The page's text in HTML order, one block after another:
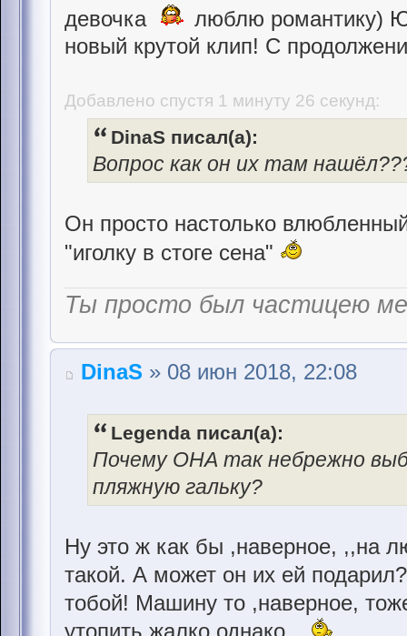
девочка
люблю романтику)
новый крутой клип! С
Добавлено спустя 1 минуту 26 секунд:
DinaS писал(а):
Вопрос как он их там
Он просто настолько
"иголку в стоге сена"
Ты просто был частицею
DinaS » 08 июн 2018, 22:08
Legenda писал(а):
Почему ОНА так небрежно
пляжную гальку?
Ну это ж как бы ,наверное, ,,на
такой. А может он их ей
тобой! Машину то ,наверное,